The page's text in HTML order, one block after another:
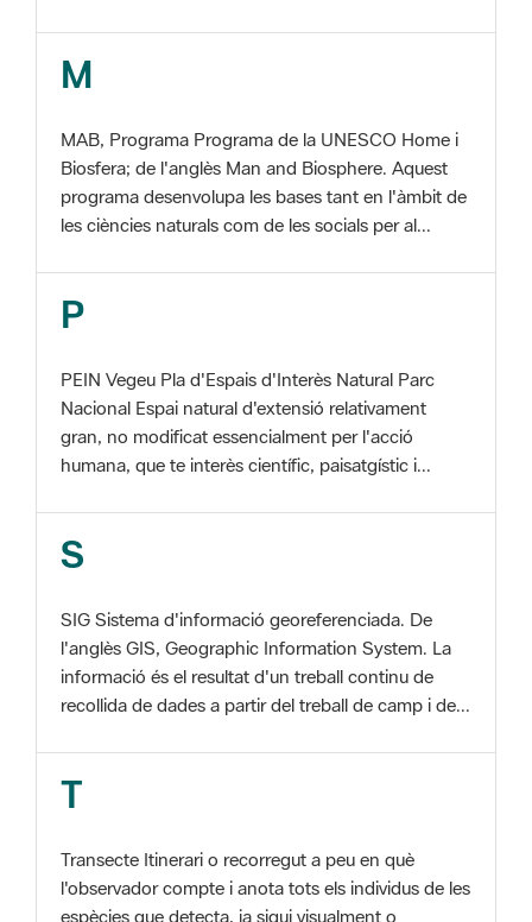
Biosfera; de l'anglès Man and Biosphere. Aquest
les ciències naturals com de les socials per al...
P
Nacional Espai natural d'extensió relativament
humana, que te interès científic, paisatgístic i...
S
l'anglès GIS, Geographic Information System. La
recollida de dades a partir del treball de camp i de...
T
auditivament. El transecte és una de les...